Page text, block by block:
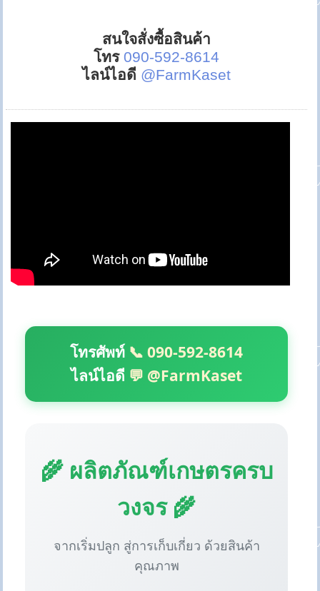
สนใจสั่งซื้อสินค้า
โทร 090-592-8614
ไลน์ไอดี @FarmKaset
โทรศัพท์ 📞 090-592-8614
ไลน์ไอดี 💬 @FarmKaset
🌾 ผลิตภัณฑ์เกษตรครบ
วงจร 🌾
จากเริ่มปลูก สู่การเก็บเกี่ยว ด้วยสินค้า
คุณภาพ